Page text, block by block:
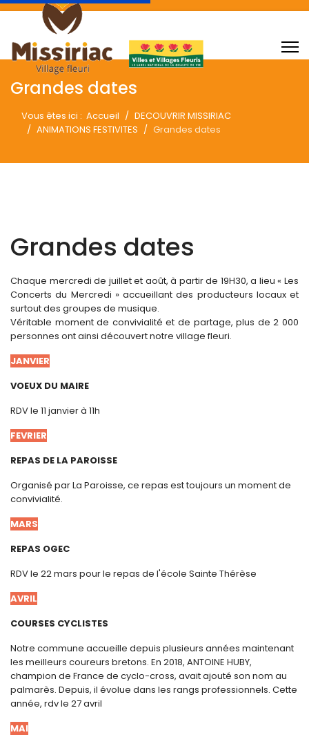
Grandes dates
Vous êtes ici : Accueil
DECOUVRIR MISSIRIAC
ANIMATIONS FESTIVITES
Grandes dates
Grandes dates
Chaque mercredi de juillet et août, à partir de 19H30, a lieu « Les
Concerts du Mercredi » accueillant des producteurs locaux et
surtout des groupes de musique.
Véritable moment de convivialité et de partage, plus de 2 000
personnes ont ainsi découvert notre village fleuri.
JANVIER
VOEUX DU MAIRE
RDV le 11 janvier à 11h
FEVRIER
REPAS DE LA PAROISSE
Organisé par La Paroisse, ce repas est toujours un moment de
convivialité.
MARS
REPAS OGEC
RDV le 22 mars pour le repas de l'école Sainte Thérèse
AVRIL
COURSES CYCLISTES
Notre commune accueille depuis plusieurs années maintenant
les meilleurs coureurs bretons. En 2018, ANTOINE HUBY,
champion de France de cyclo-cross, avait ajouté son nom au
palmarès. Depuis, il évolue dans les rangs professionnels. Cette
année, rdv le 27 avril
MAI